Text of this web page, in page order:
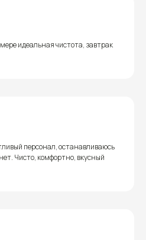
идеальная чистота, завтрак
персонал, останавливаюсь
Чисто, комфортно, вкусный